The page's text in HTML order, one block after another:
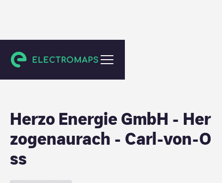
Herzogenaurach
Herzo Energie GmbH - Her
zogenaurach - Carl-von-O
ss